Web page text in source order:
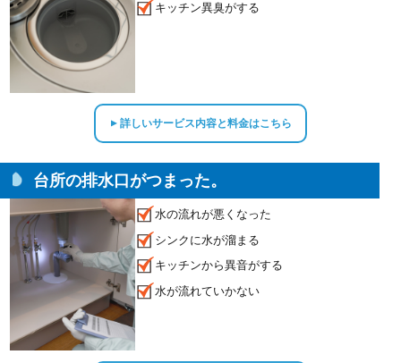
キッチン異臭がする
▲詳しいサービス内容と料金はこちら
台所の排水口がつまった。
水の流れが悪くなった
シンクに水が溜まる
キッチンから異音がする
水が流れていかない